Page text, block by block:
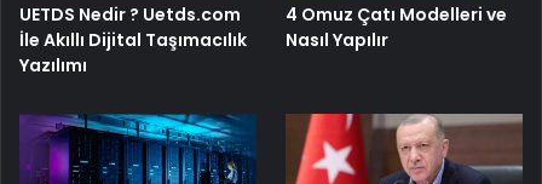
UETDS Nedir ? Uetds.com
İle Akıllı Dijital Taşımacılık
Yazılımı
4 Omuz Çatı Modelleri ve
Nasıl Yapılır